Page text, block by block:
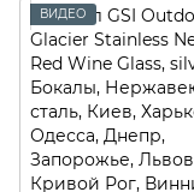
ВИДЕО